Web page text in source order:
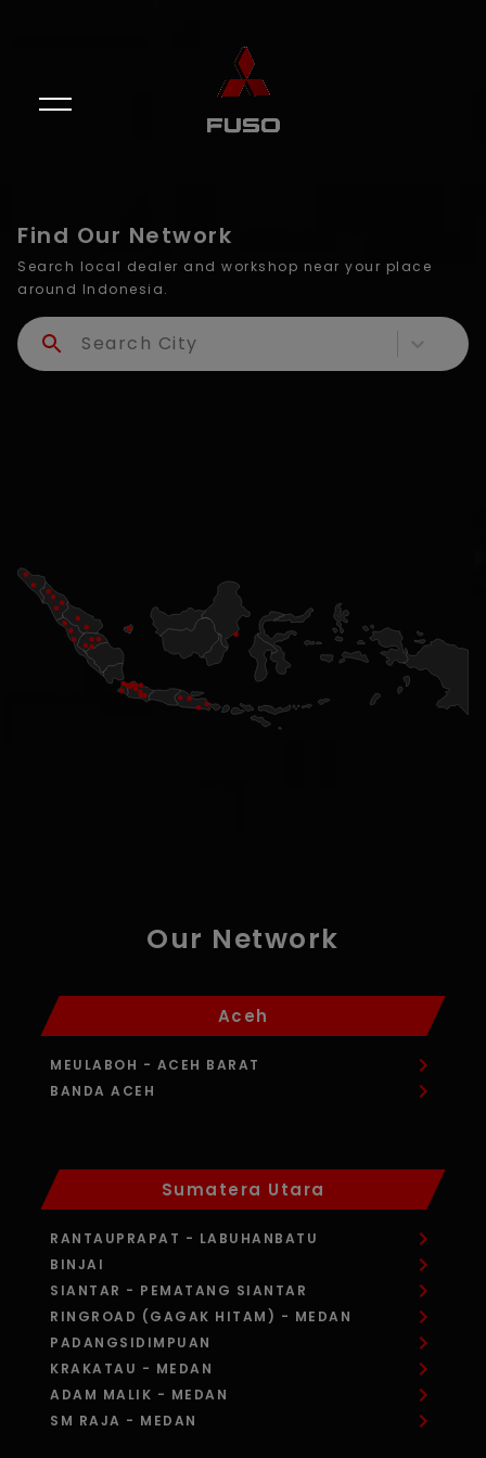
Find Our Network
Search local dealer and workshop near your place
around Indonesia.
Search City
Our Network
Aceh
MEULABOH - ACEH BARAT
BANDA ACEH
Sumatera Utara
RANTAUPRAPAT - LABUHANBATU
BINJAI
SIANTAR - PEMATANG SIANTAR
RINGROAD (GAGAK HITAM) - MEDAN
PADANGSIDIMPUAN
KRAKATAU - MEDAN
ADAM MALIK - MEDAN
SM RAJA - MEDAN